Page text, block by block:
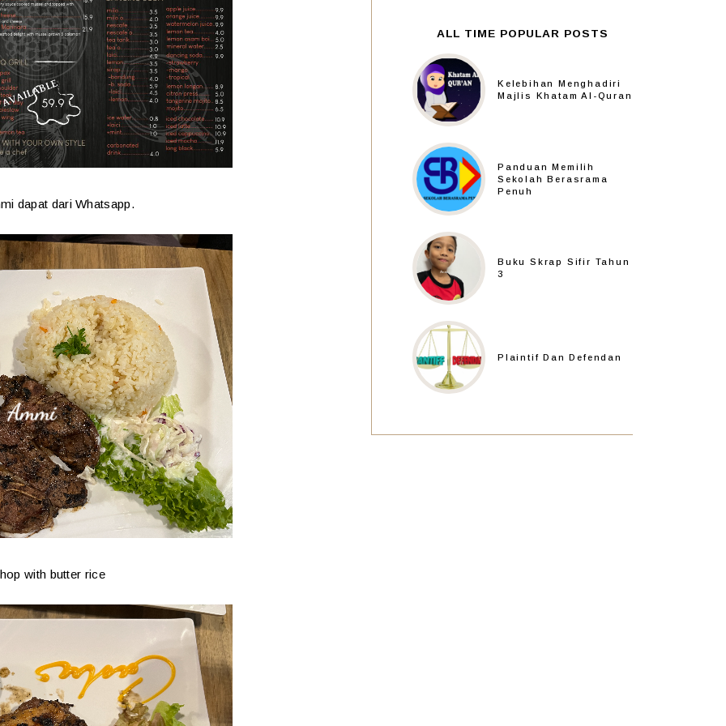
dapat dari Whatsapp.
with butter rice
ALL TIME POPULAR POSTS
Kelebihan Menghadiri
Majlis Khatam Al-Quran
Panduan Memilih
Sekolah Berasrama
Penuh
Buku Skrap Sifir Tahun
3
Plaintif Dan Defendan